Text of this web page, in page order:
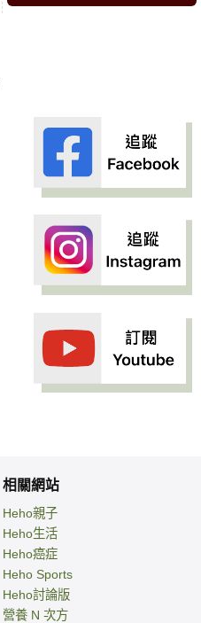
相關網站
Heho親子
Heho生活
Heho癌症
Heho Sports
Heho討論版
營養 N 次方